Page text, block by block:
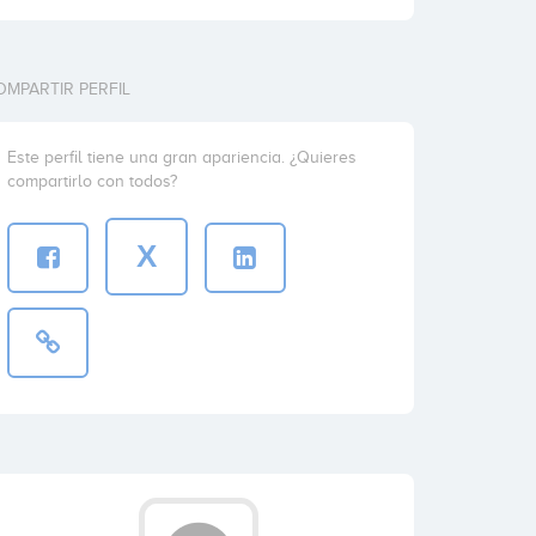
PERFIL
Este perfil tiene una gran apariencia. ¿Quieres
compartirlo con todos?
X